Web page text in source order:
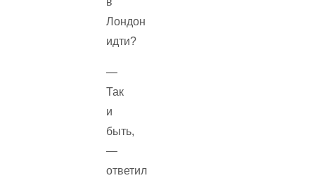
Лондон
идти?
—
Так
и
быть,
—
ответил